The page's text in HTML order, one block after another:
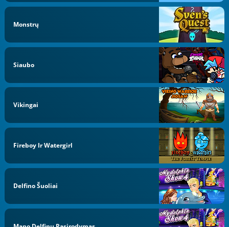
Monstrų
Siaubo
Vikingai
Fireboy Ir Watergirl
Delfino Šuoliai